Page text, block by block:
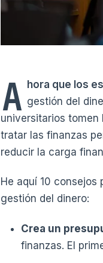
A hora que los
gestión del
universitarios tomen
tratar las finanzas
reducir la carga
He aquí 10
gestión del dinero:
Crea un
finanzas. El